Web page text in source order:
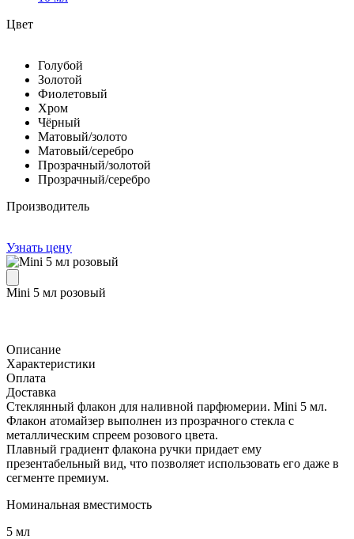
Цвет
Голубой
Золотой
Фиолетовый
Хром
Чёрный
Матовый/золото
Матовый/серебро
Прозрачный/золотой
Прозрачный/серебро
Производитель
Узнать цену
Mini 5 мл розовый
Описание
Характеристики
Оплата
Доставка
Стеклянный флакон для наливной парфюмерии. Mini 5 мл.
Флакон атомайзер выполнен из прозрачного стекла с
металлическим спреем розового цвета.
Плавный градиент флакона ручки придает ему
презентабельный вид, что позволяет использовать его даже в
сегменте премиум.
Номинальная вместимость
5 мл